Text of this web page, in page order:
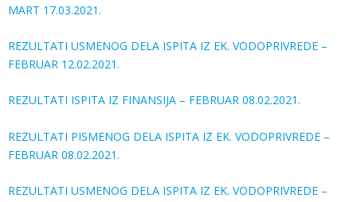
MART 17.03.2021.
REZULTATI USMENOG DELA ISPITA IZ EK. VODOPRIVREDE –
FEBRUAR 12.02.2021.
REZULTATI ISPITA IZ FINANSIJA – FEBRUAR 08.02.2021.
REZULTATI PISMENOG DELA ISPITA IZ EK. VODOPRIVREDE –
FEBRUAR 08.02.2021.
REZULTATI USMENOG DELA ISPITA IZ EK. VODOPRIVREDE –